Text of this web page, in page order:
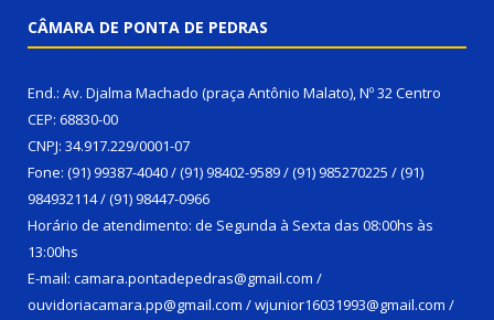
CÂMARA DE PONTA DE PEDRAS
End.: Av. Djalma Machado (praça Antônio Malato), Nº 32 Centro
CEP: 68830-00
CNPJ: 34.917.229/0001-07
Fone: (91) 99387-4040 / (91) 98402-9589 / (91) 985270225 / (91)
984932114 / (91) 98447-0966
Horário de atendimento: de Segunda à Sexta das 08:00hs às
13:00hs
E-mail: camara.pontadepedras@gmail.com /
ouvidoriacamara.pp@gmail.com / wjunior16031993@gmail.com /